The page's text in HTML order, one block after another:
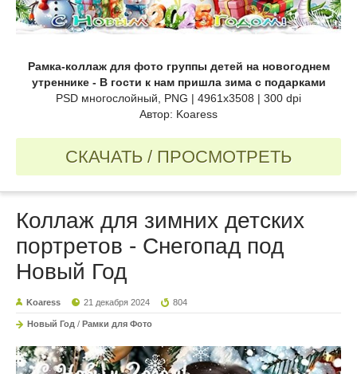
Рамка-коллаж для фото группы детей на новогоднем
утреннике - В гости к нам пришла зима с подарками
PSD многослойный, PNG | 4961x3508 | 300 dpi
Автор: Koaress
СКАЧАТЬ / ПРОСМОТРЕТЬ
Коллаж для зимних детских
портретов - Снегопад под
Новый Год
Koaress 21 декабря 2024 804
Новый Год / Рамки для Фото